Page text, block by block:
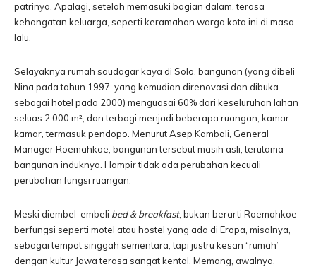
patrinya. Apalagi, setelah memasuki bagian dalam, terasa
kehangatan keluarga, seperti keramahan warga kota ini di masa
lalu.
Selayaknya rumah saudagar kaya di Solo, bangunan (yang dibeli
Nina pada tahun 1997, yang kemudian direnovasi dan dibuka
sebagai hotel pada 2000) menguasai 60% dari keseluruhan lahan
seluas 2.000 m², dan terbagi menjadi beberapa ruangan, kamar-
kamar, termasuk pendopo. Menurut Asep Kambali, General
Manager Roemahkoe, bangunan tersebut masih asli, terutama
bangunan induknya. Hampir tidak ada perubahan kecuali
perubahan fungsi ruangan.
Meski diembel-embeli bed & breakfast, bukan berarti Roemahkoe
berfungsi seperti motel atau hostel yang ada di Eropa, misalnya,
sebagai tempat singgah sementara, tapi justru kesan “rumah”
dengan kultur Jawa terasa sangat kental. Memang, awalnya,